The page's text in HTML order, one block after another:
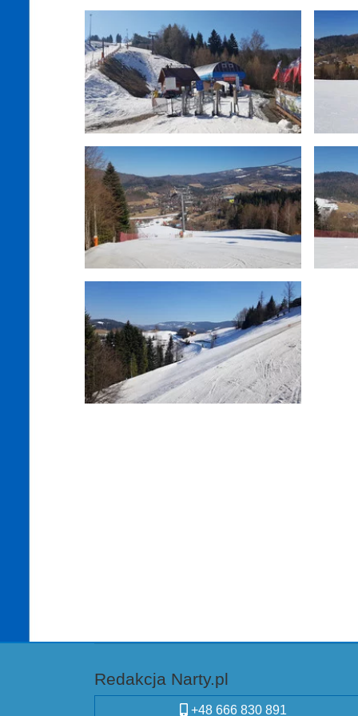
Redakcja Narty.pl
+48 666 830 891